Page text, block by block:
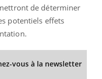
de déterminer
potentiels effets
vous à la newsletter